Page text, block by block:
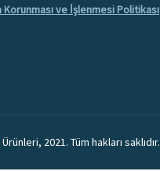
ve İşlenmesi Politikası
2021. Tüm hakları saklıdır.